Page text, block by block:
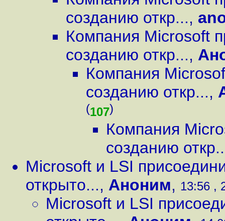
созданию откр...,
Компания Microsoft
созданию откр...,
Компания
созданию откр...,
(107)
Компания
созданию
Microsoft и LSI
открыто..., Аноним, 13:56 ,
Microsoft и LSI